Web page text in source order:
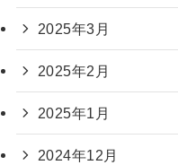
2025年3月
2025年2月
2025年1月
2024年12月